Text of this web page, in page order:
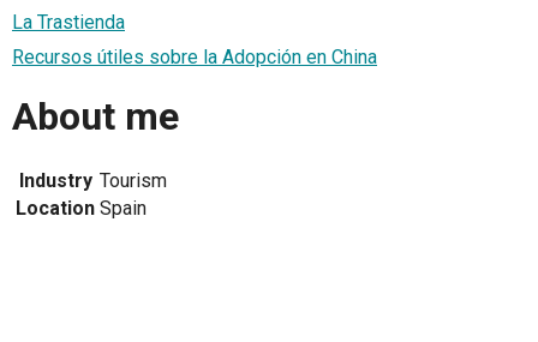
La Trastienda
Recursos útiles sobre la Adopción en China
About me
Industry Tourism
Location Spain